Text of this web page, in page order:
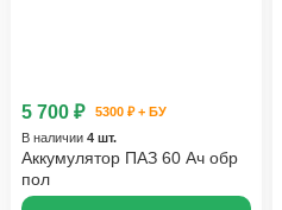
5 700 ₽
5300 ₽ + БУ
В наличии 4 шт.
Аккумулятор ПАЗ 60 Ач обр
пол